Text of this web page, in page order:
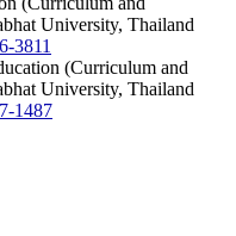
University, Thailand
3811
(Curriculum and
University, Thailand
1487